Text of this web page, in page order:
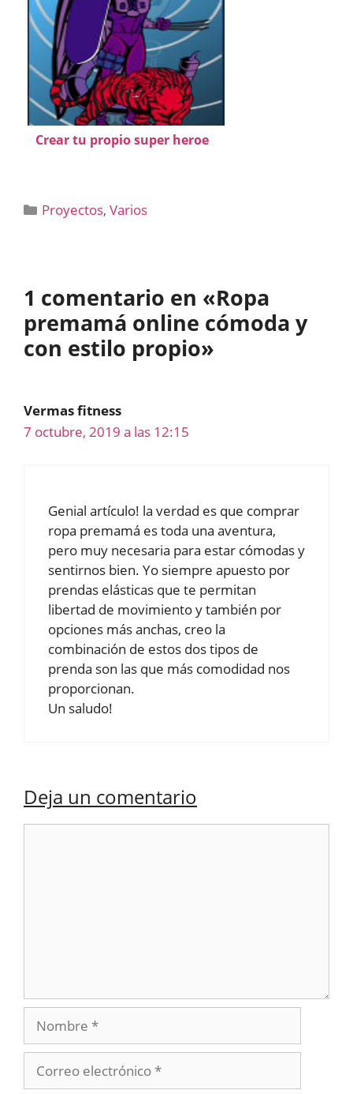
Crear tu propio super heroe
Categorías
Proyectos,Varios
1 comentario en «Ropa
premamá online cómoda y
con estilo propio»
Vermas fitness
7 octubre, 2019 a las 12:15
Genial artículo! la verdad es que comprar
ropa premamá es toda una aventura,
pero muy necesaria para estar cómodas y
sentirnos bien. Yo siempre apuesto por
prendas elásticas que te permitan
libertad de movimiento y también por
opciones más anchas, creo la
combinación de estos dos tipos de
prenda son las que más comodidad nos
proporcionan.
Un saludo!
Deja un comentario
Nombre
electrónico